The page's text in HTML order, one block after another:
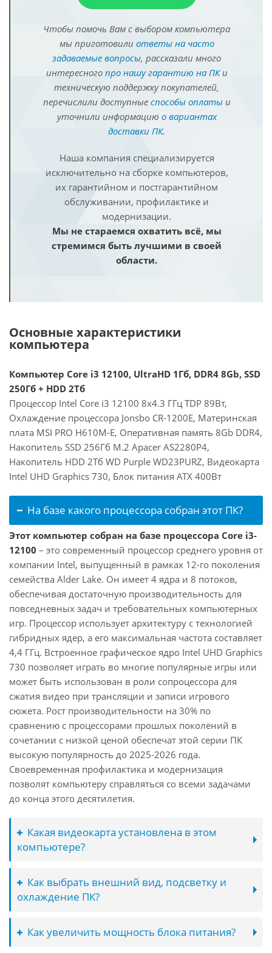
Чтобы помочь Вам с выбором компьютера
мы приготовили ответы на часто
задаваемые вопросы, рассказали много
интересного про нашу гарантию на ПКи
техническую поддержку покупателей,
перечислили доступные способы оплатыи
уточнили информацию о вариантах
доставки ПК.
Наша компания специализируется
исключительно на сборке компьютеров,
их гарантийном и постгарантийном
обслуживании, профилактике и
модернизации.
Мы не стараемся охватить всё, мы
стремимся быть лучшими в своей
области.
Основные характеристики
компьютера
Компьютер Core i3 12100, UltraHD 1Гб, DDR4 8Gb, SSD
250Гб + HDD 2Тб
Процессор Intel Core i3 12100 8x4.3 ГГц TDP 89Вт,
Охлаждение процессора Jonsbo CR-1200E, Материнская
плата MSI PRO H610M-E, Оперативная память 8Gb DDR4,
Накопитель SSD 256Гб M.2 Apacer AS2280P4,
Накопитель HDD 2Тб WD Purple WD23PURZ, Видеокарта
Intel UHD Graphics 730, Блок питания ATX 400Вт
На базе какого процессора собран этот ПК?
Этот компьютер собран на базе процессора Core i3-
12100 – это современный процессор среднего уровня от
компании Intel, выпущенный в рамках 12-го поколения
семейства Alder Lake. Он имеет 4 ядра и 8 потоков,
обеспечивая достаточную производительность для
повседневных задач и требовательных компьютерных
игр. Процессор использует архитектуру с технологией
гибридных ядер, а его максимальная частота составляет
4,4 ГГц. Встроенное графическое ядро Intel UHD Graphics
730 позволяет играть во многие популярные игры или
может быть использован в роли сопроцессора для
сжатия видео при трансляции и записи игрового
сюжета. Рост производительности на 30% по
сравнению с процессорами прошлых поколений в
сочетании с низкой ценой обеспечат этой серии ПК
высокую популярность до 2025-2026 года.
Своевременная профилактика и модернизация
позволят компьютеру справляться со всеми задачами
до конца этого десятилетия.
Какая видеокарта установлена в этом
компьютере?
Как выбрать внешний вид, подсветку и
охлаждение ПК?
Как увеличить мощность блока питания?